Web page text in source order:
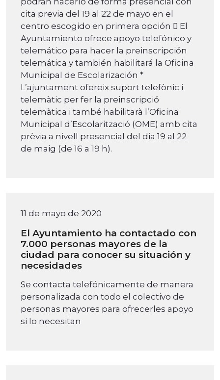
cita previa del 19 al 22 de mayo en el
centro escogido en primera opción  El
Ayuntamiento ofrece apoyo telefónico y
telemático para hacer la preinscripción
telemática y también habilitará la Oficina
Municipal de Escolarización *
L’ajuntament ofereix suport telefònic i
telemàtic per fer la preinscripció
telemàtica i també habilitarà l’Oficina
Municipal d’Escolarització (OME) amb cita
prèvia a nivell presencial del dia 19 al 22
de maig (de 16 a 19 h).
11 de mayo de 2020
El Ayuntamiento ha contactado con
7.000 personas mayores de la
ciudad para conocer su situación y
necesidades
Se contacta telefónicamente de manera
personalizada con todo el colectivo de
personas mayores para ofrecerles apoyo
si lo necesitan